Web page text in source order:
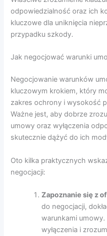
odpowiedzialność oraz ich
kluczowe dla uniknięcia
przypadku szkody.
Jak negocjować warunki
Negocjowanie warunków
kluczowym krokiem, który
zakres ochrony i wysokość
Ważne jest, aby dobrze
umowy oraz wyłączenia
skutecznie dążyć do ich
Oto kilka praktycznych
negocjacji:
Zapoznanie się z
do negocjacji,
warunkami
wyłączenia i